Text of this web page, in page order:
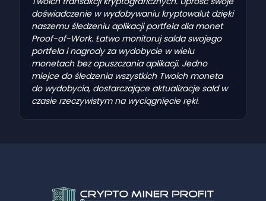
doświadczenie w wydobywaniu kryptowalut dzięki
naszemu śledzeniu aplikacji portfela dla monet
Proof-of-Work. Łatwo monitoruj salda swojego
portfela i nagrody za wydobycie w wielu
monetach bez opuszczania aplikacji. Jedno
miejce do śledzenia wszystkich Twoich moneta
do wydobycia, dostarczające aktualizacje sald w
czasie rzeczywistym na wyciągnięcie ręki.